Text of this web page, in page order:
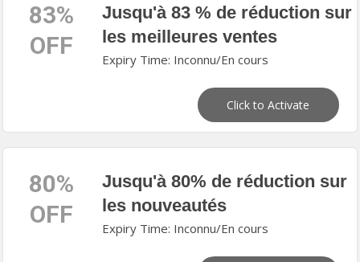
83%
OFF
Jusqu'à 83 % de réduction sur
les meilleures ventes
Expiry Time: Inconnu/En cours
Click to Activate
80%
OFF
Jusqu'à 80% de réduction sur
les nouveautés
Expiry Time: Inconnu/En cours